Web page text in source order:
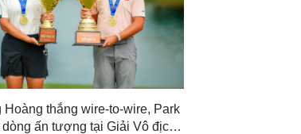
Hoàng thắng wire-to-wire, Park
ấn tượng tại Giải Vô địch